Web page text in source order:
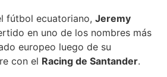
fútbol ecuatoriano, Jeremy
en uno de los nombres más
europeo luego de su
con el Racing de Santander.